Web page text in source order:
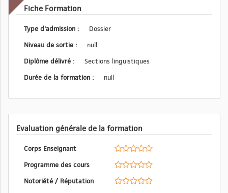
Fiche Formation
Type d'admission :
Dossier
Niveau de sortie :
null
Diplôme délivré :
Sections linguistiques
Durée de la formation :
null
Evaluation générale de la formation
Corps Enseignant
Programme des cours
Notoriété / Réputation